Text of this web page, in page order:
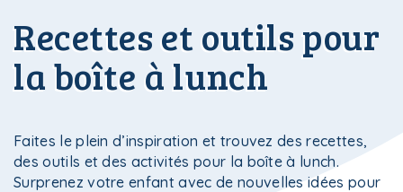
Recettes et outils pour
la boîte à lunch
Faites le plein d’inspiration et trouvez des recettes,
des outils et des activités pour la boîte à lunch.
Surprenez votre enfant avec de nouvelles idées pour